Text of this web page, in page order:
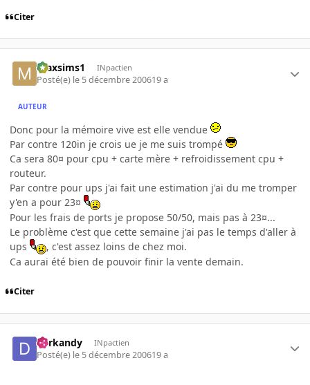
Citer
maxsims1 INpactien
Posté(e) le 5 décembre 200619 a
AUTEUR
Donc pour la mémoire vive est elle vendue
Par contre 120in je crois ue je me suis trompé
Ca sera 80¤ pour cpu + carte mère + refroidissement cpu +
routeur.
Par contre pour ups j'ai fait une estimation j'ai du me tromper
y'en a pour 23¤
Pour les frais de ports je propose 50/50, mais pas à 23¤...
Le problème c'est que cette semaine j'ai pas le temps d'aller à
ups
, c'est assez loins de chez moi.
Ca aurai été bien de pouvoir finir la vente demain.
Citer
darkandy INpactien
Posté(e) le 5 décembre 200619 a